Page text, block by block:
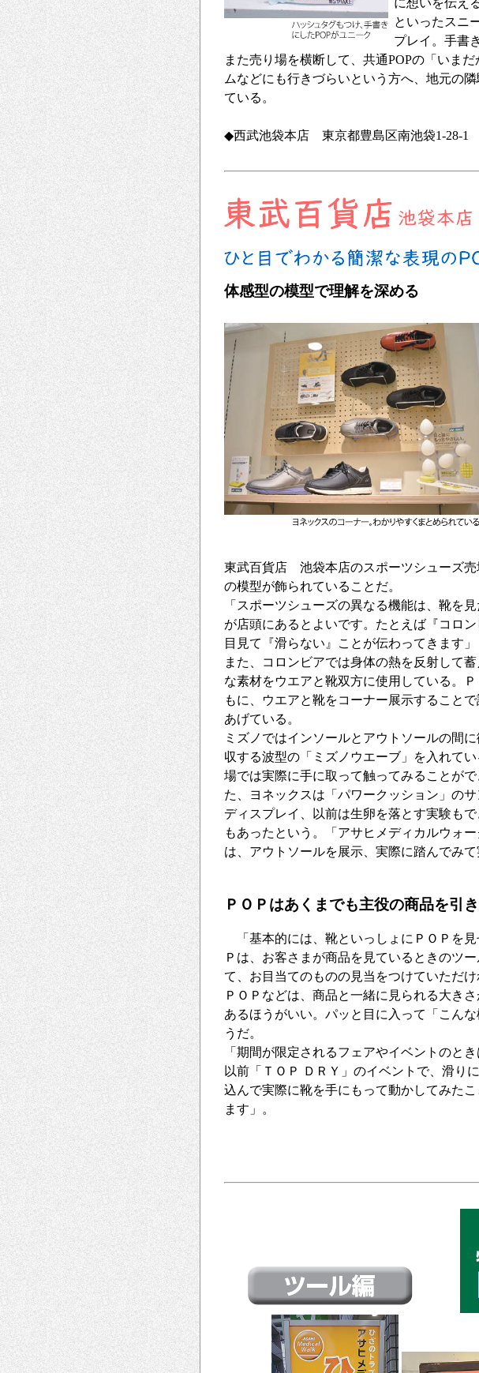
といったスニ
プレイ。手書
また売り場を横断して、共通POPの「いま
ムなどにも行きづらいという方へ、地元の
ている。
◆西武池袋本店 東京都豊島区南池袋1-28-1
体感型の模型で理解を深める
東武百貨店 池袋本店のスポーツシューズ
の模型が飾られていることだ。
「スポーツシューズの異なる機能は、靴を
が店頭にあるとよいです。たとえば『コロ
目見て『滑らない』ことが伝わってきます
また、コロンビアでは身体の熱を反射して
な素材をウエアと靴双方に使用している。Ｐ
もに、ウエアと靴をコーナー展示すること
あげている。
ミズノではインソールとアウトソールの間に
収する波型の「ミズノウエーブ」を入れて
場では実際に手に取って触ってみることがで
た、ヨネックスは「パワークッション」の
ディスプレイ、以前は生卵を落とす実験も
もあったという。「アサヒメディカルウォ
は、アウトソールを展示、実際に踏んでみて
ＰＯＰはあくまでも主役の商品を引
「基本的には、靴といっしょにＰＯＰを
Ｐは、お客さまが商品を見ているときのツ
て、お目当てのものの見当をつけていただけ
ＰＯＰなどは、商品と一緒に見られる大き
あるほうがいい。パッと目に入って「こん
うだ。
「期間が限定されるフェアやイベントのと
以前「ＴＯＰ ＤＲＹ」のイベントで、滑り
込んで実際に靴を手にもって動かしてみた
ます」。